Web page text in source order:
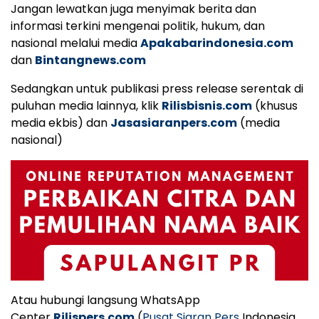
Jangan lewatkan juga menyimak berita dan
informasi terkini mengenai politik, hukum, dan
nasional melalui mediaApakabarindonesia.com
dan Bintangnews.com
Sedangkan untuk publikasi press release serentak di
puluhan media lainnya, klik Rilisbisnis.com (khusus
media ekbis) dan Jasasiaranpers.com (media
nasional)
Atau hubungi langsung WhatsApp